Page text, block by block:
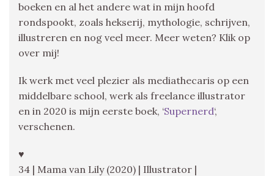
boeken en al het andere wat in mijn hoofd
rondspookt, zoals hekserij, mythologie, schrijven,
illustreren en nog veel meer. Meer weten? Klik op
over mij!
Ik werk met veel plezier als mediathecaris op een
middelbare school, werk als freelance illustrator
en in 2020 is mijn eerste boek, ‘Supernerd‘,
verschenen.
♥
34 | Mama van Lily (2020) | Illustrator |